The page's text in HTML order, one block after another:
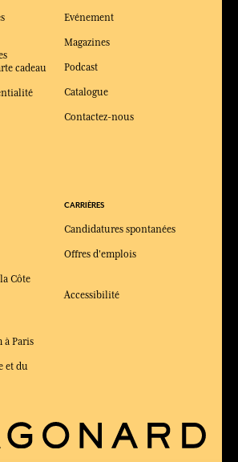
cadeau
Côte
à Paris
et du
Evénement
Magazines
Podcast
Catalogue
Contactez-nous
CARRIÈRES
Candidatures spontanées
Offres d'emplois
Accessibilité